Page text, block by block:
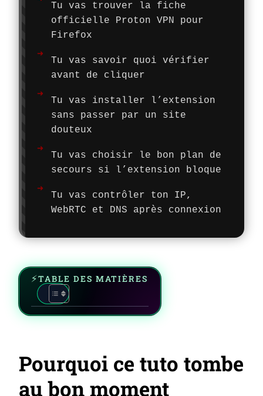
Tu vas trouver la fiche
officielle Proton VPN pour
Firefox
Tu vas savoir quoi vérifier
avant de cliquer
Tu vas installer l’extension
sans passer par un site
douteux
Tu vas choisir le bon plan de
secours si l’extension bloque
Tu vas contrôler ton IP,
WebRTC et DNS après connexion
TABLE DES MATIÈRES
Pourquoi ce tuto tombe
au bon moment